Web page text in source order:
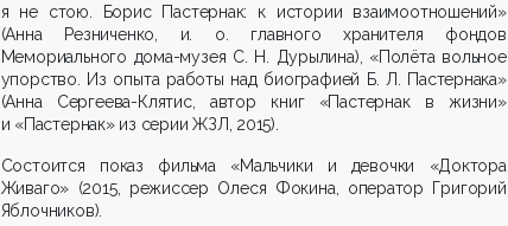
я не стою. Борис Пастернак: к истории взаимоотношений»
(Анна Резниченко, и. о. главного хранителя фондов
Мемориального дома-музея С. Н. Дурылина), «Полёта вольное
упорство. Из опыта работы над биографией Б. Л. Пастернака»
(Анна Сергеева-Клятис, автор книг «Пастернак в жизни»
и «Пастернак» из серии ЖЗЛ, 2015).
Состоится показ фильма «Мальчики и девочки «Доктора
Живаго» (2015, режиссер Олеся Фокина, оператор Григорий
Яблочников).